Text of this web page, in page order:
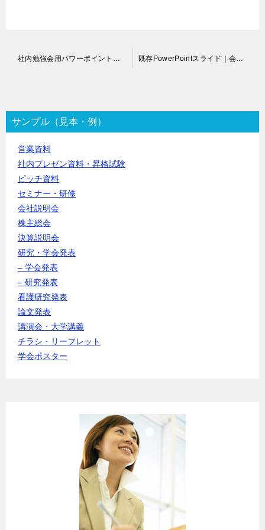
ゲ
ー
シ
サンプル（見本・例）
営業資料
社内プレゼン資料・昇格試験
ピッチ資料
セミナー・研修
会社説明会
株主総会
決算説明会
研究・学会発表
– 学会発表
– 研究発表
看護研究発表
論文発表
講演会・大学講義
チラシ・リーフレット
学会ポスター